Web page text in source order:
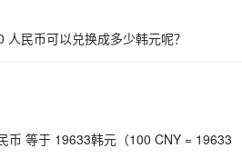
民币可以兑换成多少韩元呢？
币 等于 19633韩元（100 CNY = 19633